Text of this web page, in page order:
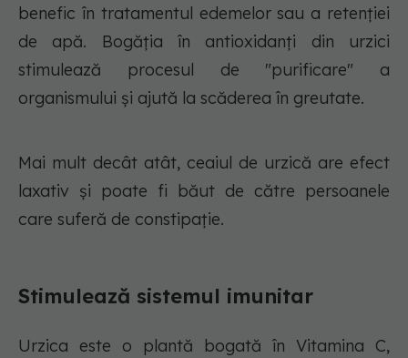
benefic în tratamentul edemelor sau a retenției
de apă. Bogăția în antioxidanți din urzici
stimulează procesul de "purificare" a
organismului și ajută la scăderea în greutate.
Mai mult decât atât, ceaiul de urzică are efect
laxativ și poate fi băut de către persoanele
care suferă de constipație.
Stimulează sistemul imunitar
Urzica este o plantă bogată în Vitamina C,